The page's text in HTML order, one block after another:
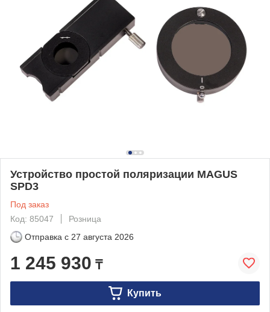
Устройство простой поляризации MAGUS
SPD3
Под заказ
Код: 85047
Розница
Отправка с 27 августа 2026
1 245 930 ₸
Купить